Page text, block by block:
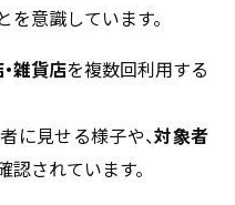
意識しています。
雑貨店を複数回利用する
に見せる様子や、対象者
認されています。